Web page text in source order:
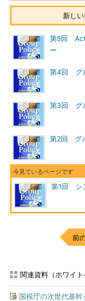
用されるポリシーがある。
user1というユーザ
リシー。このキー以下は、
る。
（7）user1ユーザーの
\Control Panel\Desktopに対
（8）［デスクトップ］－
にしたポリシー。
（9）user1ユーザーの
rsion\Policies\Systemに対
（10）［コントロール パ
［コントロール パネルの [
同じポリシーの、［背景］
ストリ値（
除する指定がなされている
ポリシー・ファイル
とが分かる。
で指定）やコンピュー
記画面の（8）、（10
書かれている（上記画
をファイル・サーバか
新し
第5回
ー
第4回 グ
第3回 グ
第2回 グ
第1回 シ
前
関連資料（ホワイト
国税庁の次世代基